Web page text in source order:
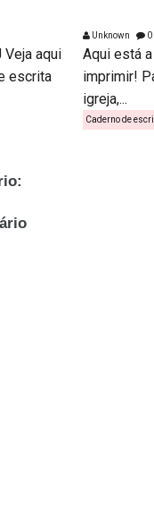
aqui
escrita
Unknown 0
Aqui está
imprimir!
igreja,...
Caderno de